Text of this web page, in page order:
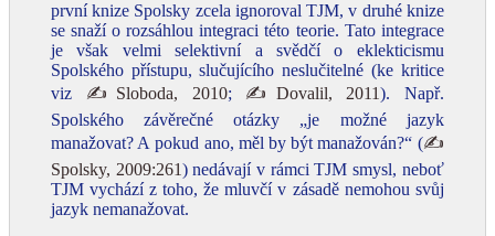
první knize Spolsky zcela ignoroval TJM, v druhé knize
se snaží o rozsáhlou integraci této teorie. Tato integrace
je však velmi selektivní a svědčí o eklekticismu
Spolského přístupu, slučujícího neslučitelné (ke kritice
viz ✍Sloboda, 2010; ✍Dovalil, 2011). Např.
Spolského závěrečné otázky „je možné jazyk
manažovat? A pokud ano, měl by být manažován?“ (✍
Spolsky, 2009:261) nedávají v rámci TJM smysl, neboť
TJM vychází z toho, že mluvčí v zásadě nemohou svůj
jazyk nemanažovat.